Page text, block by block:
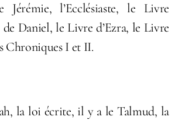
Jérémie, l’Ecclésiaste, le Livre
de Daniel, le Livre d’Ezra, le Livre
Chroniques I et II.
la loi écrite, il y a le Talmud, la